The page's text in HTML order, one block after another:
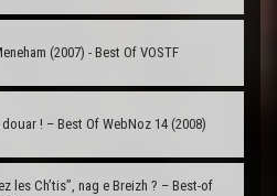
(2007) - Best Of VOSTF
douar ! – Best Of WebNoz 14 (2008)
les Ch’tis”, nag e Breizh ? – Best-of